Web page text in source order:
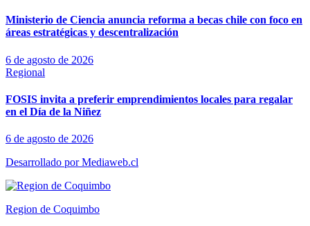
Ministerio de Ciencia anuncia reforma a becas chile con foco en
áreas estratégicas y descentralización
6 de agosto de 2026
Regional
FOSIS invita a preferir emprendimientos locales para regalar
en el Día de la Niñez
6 de agosto de 2026
Desarrollado por Mediaweb.cl
Region de Coquimbo